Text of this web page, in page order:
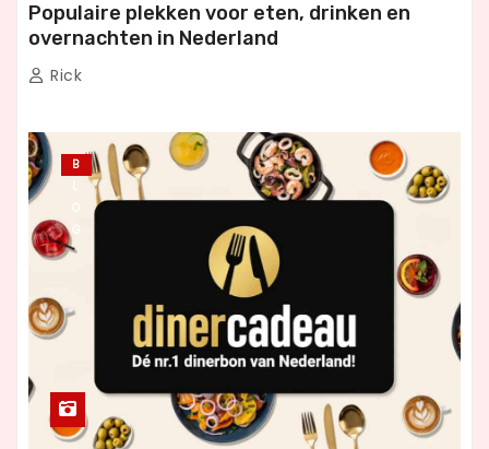
Populaire plekken voor eten, drinken en
overnachten in Nederland
Rick
B
L
O
G